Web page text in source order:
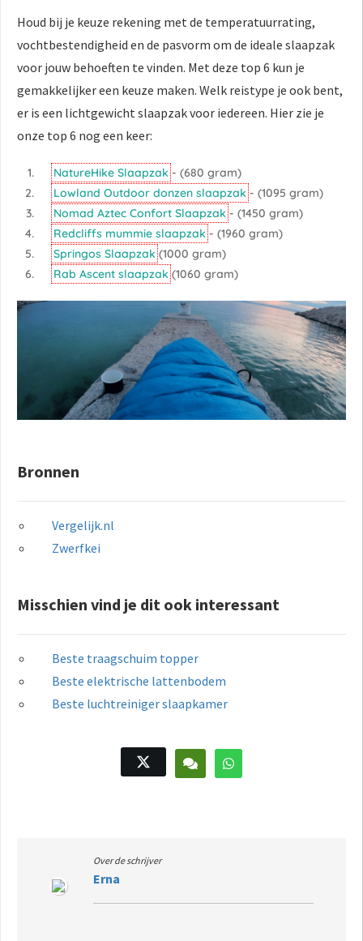
Houd bij je keuze rekening met de temperatuurrating,
vochtbestendigheid en de pasvorm om de ideale slaapzak
voor jouw behoeften te vinden. Met deze top 6 kun je
gemakkelijker een keuze maken. Welk reistype je ook bent,
er is een lichtgewicht slaapzak voor iedereen. Hier zie je
onze top 6 nog een keer:
NatureHike Slaapzak- (680 gram)
Lowland Outdoor donzen slaapzak- (1095 gram)
Nomad Aztec Confort Slaapzak- (1450 gram)
Redcliffs mummie slaapzak- (1960 gram)
Springos Slaapzak(1000 gram)
Rab Ascent slaapzak(1060 gram)
Bronnen
Vergelijk.nl
Zwerfkei
Misschien vind je dit ook interessant
Beste traagschuim topper
Beste elektrische lattenbodem
Beste luchtreiniger slaapkamer
Over de schrijver
Erna